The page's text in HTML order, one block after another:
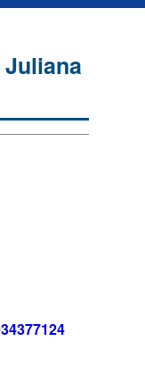
Juliana